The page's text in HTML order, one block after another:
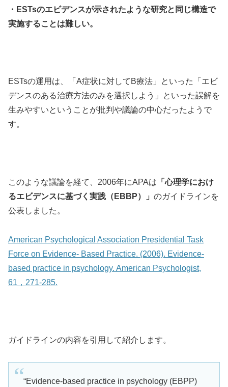
・ESTsのエビデンスが示されたような研究と同じ構造で
実施することは難しい。
ESTsの運用は、「A症状に対してB療法」といった「エビ
デンスのある治療方法のみを選択しよう」といった誤解を
生みやすいということが批判や議論の中心だったようで
す。
このような議論を経て、2006年にAPAは 「心理学におけ
るエビデンスに基づく実践（EBBP）
」 のガイドラインを
公表しました。
American Psychological Association Presidential Task
Force on Evidence- Based Practice. (2006). Evidence-
based practice in psychology. American Psychologist,
61，271-285.
ガイドラインの内容を引用して紹介します。
“Evidence-based practice in psychology (EBPP)